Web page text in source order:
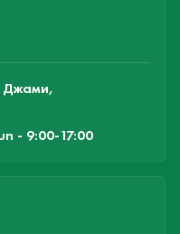
Джами,
- 9:00-17:00